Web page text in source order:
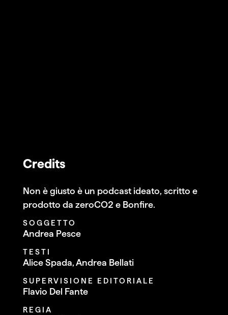
Credits
Non è giusto è un podcast ideato, scritto e
prodotto da zeroCO2 e Bonfire.
SOGGETTO
Andrea Pesce
TESTI
Alice Spada, Andrea Bellati
SUPERVISIONE EDITORIALE
Flavio Del Fante
REGIA